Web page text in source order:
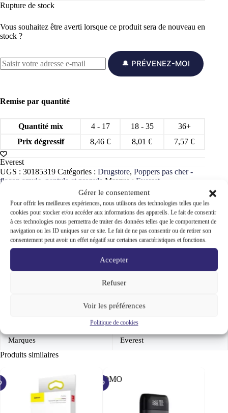
Gérer le consentement
Pour offrir les meilleures expériences, nous utilisons des technologies telles que les
cookies pour stocker et/ou accéder aux informations des appareils. Le fait de consentir
à ces technologies nous permettra de traiter des données telles que le comportement de
navigation ou les ID uniques sur ce site. Le fait de ne pas consentir ou de retirer son
consentement peut avoir un effet négatif sur certaines caractéristiques et fonctions.
Accepter
Refuser
Voir les préférences
Politique de cookies
Rupture de stock
Vous souhaitez être averti lorsque ce produit sera de nouveau en
stock ?
🔔 PRÉVENEZ-MOI
Remise par quantité
Quantité mix 4 - 17 18 - 35
36+
Prix dégressif
8,46 € 8,01 € 7,57 €
Everest
UGS : 30185319 Catégories : Drugstore, Poppers pas cher -
flacon amyle, pentyle et propyle Marque : Everest
Informations complémentaires
Avis (0)
0,025 kg
Marques Everest
Produits similaires
PROMO